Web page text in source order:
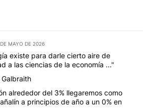
MAYO DE 2026
existe para darle cierto aire de
a las ciencias de la economía ..."
alrededor del 3% llegaremos como
a principios de año a un 0% en